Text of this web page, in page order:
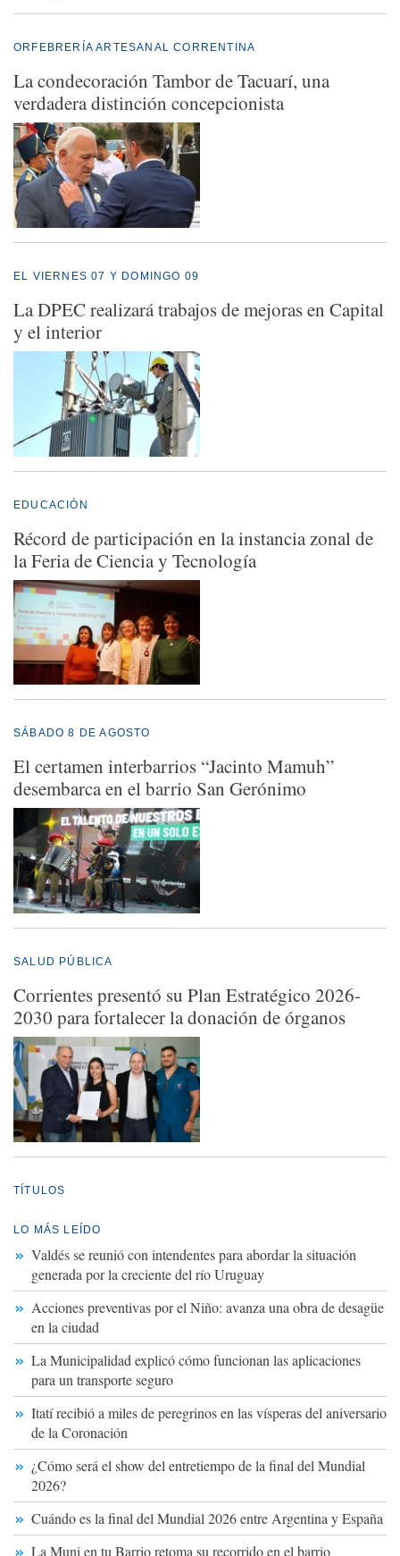
ORFEBRERÍA ARTESANAL CORRENTINA
La condecoración Tambor de Tacuarí, una
verdadera distinción concepcionista
EL VIERNES 07 Y DOMINGO 09
La DPEC realizará trabajos de mejoras en Capital
y el interior
EDUCACIÓN
Récord de participación en la instancia zonal de
la Feria de Ciencia y Tecnología
SÁBADO 8 DE AGOSTO
El certamen interbarrios “Jacinto Mamuh”
desembarca en el barrio San Gerónimo
SALUD PÚBLICA
Corrientes presentó su Plan Estratégico 2026-
2030 para fortalecer la donación de órganos
TÍTULOS
LO MÁS LEÍDO
Valdés se reunió con intendentes para abordar la situación
generada por la creciente del río Uruguay
Acciones preventivas por el Niño: avanza una obra de desagüe
en la ciudad
La Municipalidad explicó cómo funcionan las aplicaciones
para un transporte seguro
Itatí recibió a miles de peregrinos en las vísperas del aniversario
de la Coronación
¿Cómo será el show del entretiempo de la final del Mundial
2026?
Cuándo es la final del Mundial 2026 entre Argentina y España
La Muni en tu Barrio retoma su recorrido en el barrio